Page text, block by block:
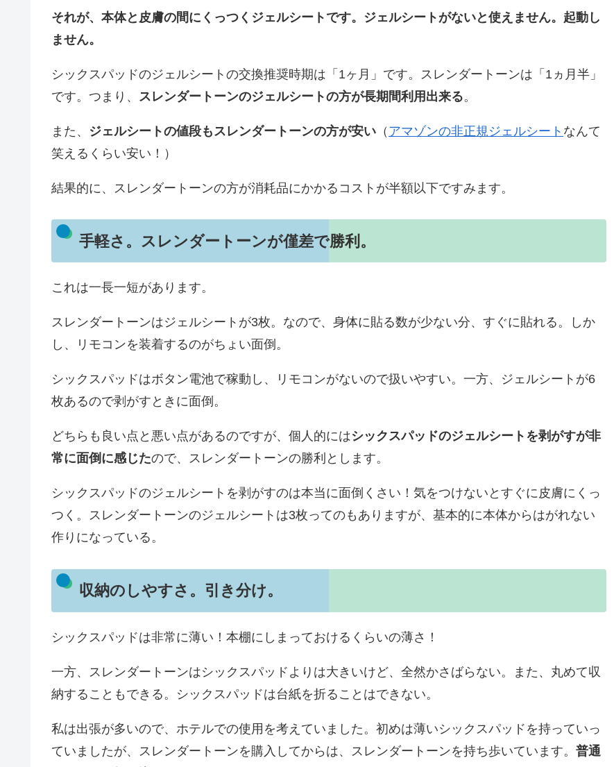
それが、本体と皮膚の間にくっつくジェルシートです。ジェルシートがないと使えません。起動し
ません。
シックスパッドのジェルシートの交換推奨時期は「1ヶ月」です。スレンダートーンは「1ヵ月半」
です。つまり、 スレンダートーンのジェルシートの方が長期間利用出来る。
また、 ジェルシートの値段もスレンダートーンの方が安い （ アマゾンの非正規ジェルシート なんて
笑えるくらい安い！）
結果的に、スレンダートーンの方が消耗品にかかるコストが半額以下ですみます。
手軽さ。スレンダートーンが僅差で勝利。
これは一長一短があります。
スレンダートーンはジェルシートが3枚。なので、身体に貼る数が少ない分、すぐに貼れる。しか
し、リモコンを装着するのがちょい面倒。
シックスパッドはボタン電池で稼動し、リモコンがないので扱いやすい。一方、ジェルシートが6
枚あるので剥がすときに面倒。
どちらも良い点と悪い点があるのですが、個人的にはシックスパッドのジェルシートを剥がすが非
常に面倒に感じたので、スレンダートーンの勝利とします。
シックスパッドのジェルシートを剥がすのは本当に面倒くさい！気をつけないとすぐに皮膚にくっ
つく。スレンダートーンのジェルシートは3枚ってのもありますが、基本的に本体からはがれない
作りになっている。
収納のしやすさ。引き分け。
シックスパッドは非常に薄い！本棚にしまっておけるくらいの薄さ！
一方、スレンダートーンはシックスパッドよりは大きいけど、全然かさばらない。また、丸めて収
納することもできる。シックスパッドは台紙を折ることはできない。
私は出張が多いので、ホテルでの使用を考えていました。初めは薄いシックスパッドを持っていっ
ていましたが、スレンダートーンを購入してからは、スレンダートーンを持ち歩いています。 普通